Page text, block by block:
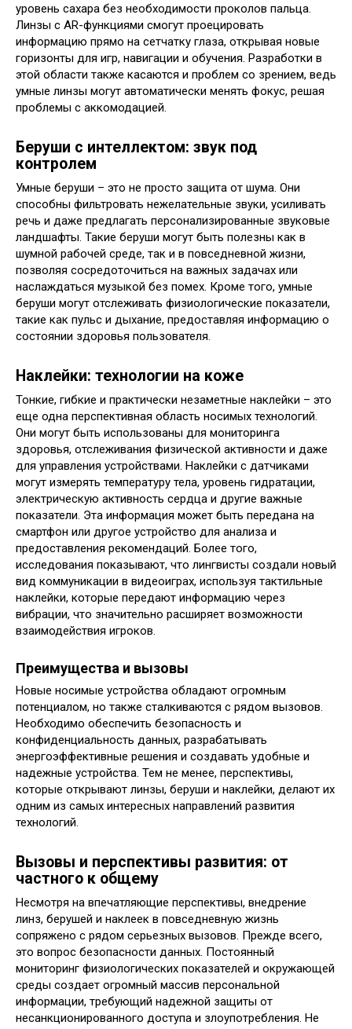
уровень сахара без необходимости проколов пальца.
Линзы с AR-функциями смогут проецировать
информацию прямо на сетчатку глаза, открывая новые
горизонты для игр, навигации и обучения. Разработки в
этой области также касаются и проблем со зрением, ведь
умные линзы могут автоматически менять фокус, решая
проблемы с аккомодацией.
Беруши с интеллектом: звук под
контролем
Умные беруши – это не просто защита от шума. Они
способны фильтровать нежелательные звуки, усиливать
речь и даже предлагать персонализированные звуковые
ландшафты. Такие беруши могут быть полезны как в
шумной рабочей среде, так и в повседневной жизни,
позволяя сосредоточиться на важных задачах или
наслаждаться музыкой без помех. Кроме того, умные
беруши могут отслеживать физиологические показатели,
такие как пульс и дыхание, предоставляя информацию о
состоянии здоровья пользователя.
Наклейки: технологии на коже
Тонкие, гибкие и практически незаметные наклейки – это
еще одна перспективная область носимых технологий.
Они могут быть использованы для мониторинга
здоровья, отслеживания физической активности и даже
для управления устройствами. Наклейки с датчиками
могут измерять температуру тела, уровень гидратации,
электрическую активность сердца и другие важные
показатели. Эта информация может быть передана на
смартфон или другое устройство для анализа и
предоставления рекомендаций. Более того,
исследования показывают, что лингвисты создали новый
вид коммуникации в видеоиграх, используя тактильные
наклейки, которые передают информацию через
вибрации, что значительно расширяет возможности
взаимодействия игроков.
Преимущества и вызовы
Новые носимые устройства обладают огромным
потенциалом, но также сталкиваются с рядом вызовов.
Необходимо обеспечить безопасность и
конфиденциальность данных, разрабатывать
энергоэффективные решения и создавать удобные и
надежные устройства. Тем не менее, перспективы,
которые открывают линзы, беруши и наклейки, делают их
одним из самых интересных направлений развития
технологий.
Вызовы и перспективы развития: от
частного к общему
Несмотря на впечатляющие перспективы, внедрение
линз, берушей и наклеек в повседневную жизнь
сопряжено с рядом серьезных вызовов. Прежде всего,
это вопрос безопасности данных. Постоянный
мониторинг физиологических показателей и окружающей
среды создает огромный массив персональной
информации, требующий надежной защиты от
несанкционированного доступа и злоупотребления. Не